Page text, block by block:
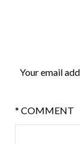
Your email
COMMENT
*